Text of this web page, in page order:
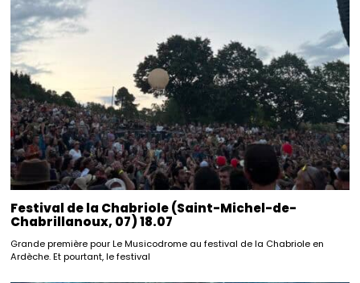
Festival de la Chabriole (Saint-Michel-de-
Chabrillanoux, 07) 18.07
Grande première pour Le Musicodrome au festival de la Chabriole en
Ardèche. Et pourtant, le festival